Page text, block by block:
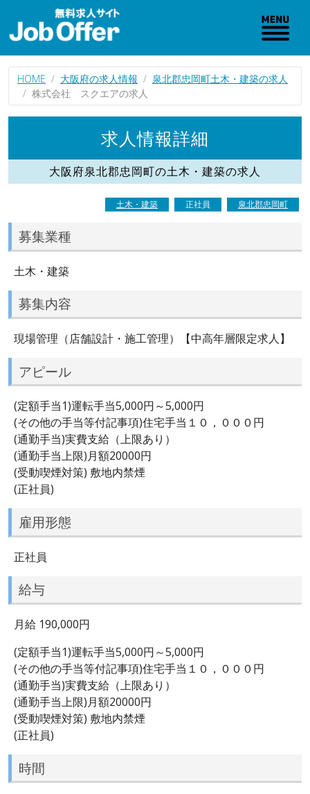
HOME 大阪府の求人情報
泉北郡忠岡町土木・建築の求人
株式会社 スクエアの求人
求人情報詳細
大阪府泉北郡忠岡町の土木・建築の求人
土木・建築 正社員 泉北郡忠岡町
募集業種
土木・建築
募集内容
現場管理（店舗設計・施工管理）【中高年層限定求人】
アピール
(定額手当1)運転手当5,000円～5,000円
(その他の手当等付記事項)住宅手当１０，０００円
(通勤手当)実費支給（上限あり）
(通勤手当上限)月額20000円
(受動喫煙対策) 敷地内禁煙
(正社員)
雇用形態
正社員
給与
月給 190,000円
(定額手当1)運転手当5,000円～5,000円
(その他の手当等付記事項)住宅手当１０，０００円
(通勤手当)実費支給（上限あり）
(通勤手当上限)月額20000円
(受動喫煙対策) 敷地内禁煙
(正社員)
時間